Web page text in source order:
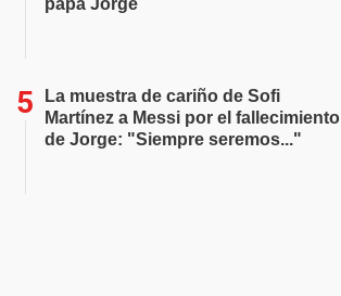
papá Jorge
La muestra de cariño de Sofi
Martínez a Messi por el fallecimiento
de Jorge: "Siempre seremos..."